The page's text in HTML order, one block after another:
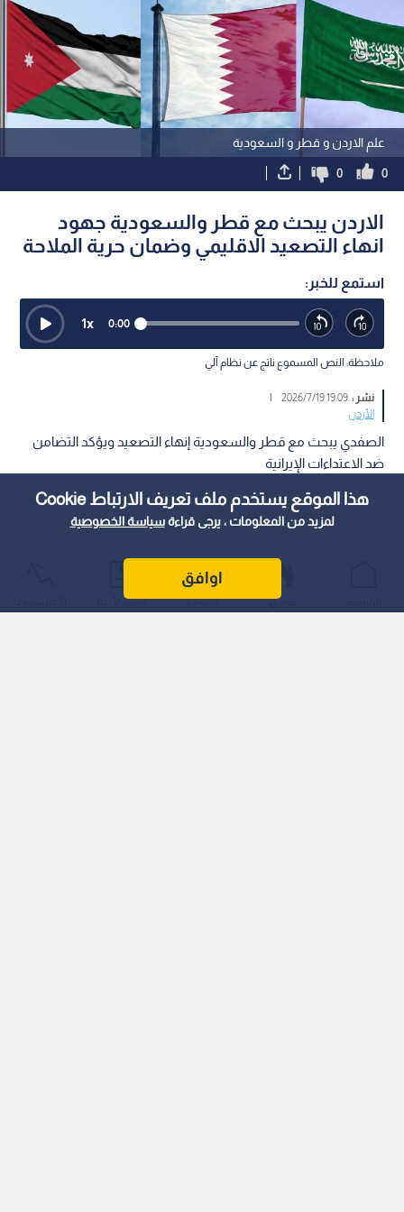
هذا الموقع يستخدم ملف تعريف الارتباط Cookie
لمزيد من المعلومات ، يرجى قراءةسياسة الخصوصية
اوافق
علم الاردن و قطر و السعودية
0
0
الاردن يبحث مع قطر والسعودية جهود
انهاء التصعيد الاقليمي وضمان حرية الملاحة
استمع للخبر:
0:00
1x
ملاحظة: النص المسموع ناتج عن نظام آلي
نشر :19:09 2026/7/19
|
الأردن
الصفدي يبحث مع قطر والسعودية إنهاء التصعيد ويؤكد التضامن
ضد الاعتداءات الإيرانية
عواجل المباشر أحدث الأخبار